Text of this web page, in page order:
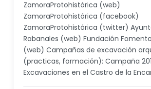
ZamoraProtohistórica (web)
ZamoraProtohistórica (facebook)
ZamoraProtohistórica (twitter)
Rabanales (web) Fundación
(web) Campañas de excavación
(practicas, formación): Campaña
Excavaciones en el Castro de la